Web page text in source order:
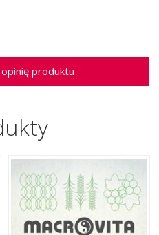
produktu